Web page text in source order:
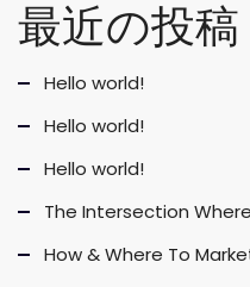
最近の投稿
Hello world!
Hello world!
Hello world!
The Intersection
How & Where To